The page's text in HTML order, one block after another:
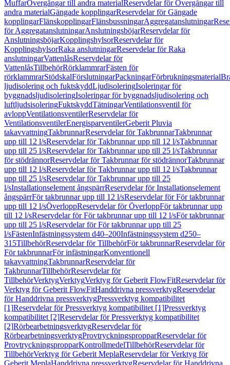
MuffarÖvergångar till andra materialReservdelar för Övergångar till
andra materialGängade kopplingarReservdelar för Gängade
kopplingarFlänskopplingarFlänsbussningarAggregatanslutningar
för AggregatanslutningarAnslutningsböjarReservdelar för
AnslutningsböjarKopplingshylsorReservdelar för
KopplingshylsorRaka anslutningarReservdelar för Raka
anslutningarVattenlåsReservdelar för
VattenlåsTillbehörRörklammrarFästen för
rörklammrarStödskalFörslutningarPackningarFörbrukningsmaterial
ljudisolering och fuktskyddLjudisoleringIsoleringar för
byggnadsljudisoleringIsoleringar för byggnadsljudisolering och
luftljudsisoleringFuktskyddTätningarVentilationsventil för
avloppVentilationsventilerReservdelar för
VentilationsventilerEnergisparventilerGeberit Pluvia
takavvattningTakbrunnarReservdelar för TakbrunnarTakbrunnar
upp till 12 l/sReservdelar för Takbrunnar upp till 12 l/sTakbrunnar
upp till 25 l/sReservdelar för Takbrunnar upp till 25 l/sTakbrunnar
för stödrännorReservdelar för Takbrunnar för stödrännorTakbrunnar
upp till 12 l/sReservdelar för Takbrunnar upp till 12 l/sTakbrunnar
upp till 25 l/sReservdelar för Takbrunnar upp till 25
l/sInstallationselement ångspärrReservdelar för Installationselement
ångspärrFör takbrunnar upp till 12 l/sReservdelar för För takbrunnar
upp till 12 l/sÖverloppReservdelar för ÖverloppFör takbrunnar upp
till 12 l/sReservdelar för För takbrunnar upp till 12 l/sFör takbrunnar
upp till 25 l/sReservdelar för För takbrunnar upp till 25
l/sFästenInfästningssystem d40–200Infästningssystem d250–
315TillbehörReservdelar för TillbehörFör takbrunnarReservdelar för
För takbrunnarFör infästningarKonventionell
takavvattningTakbrunnarReservdelar för
TakbrunnarTillbehörReservdelar för
TillbehörVerktygVerktygVerktyg för Geberit FlowFitReservdelar för
Verktyg för Geberit FlowFitHanddrivna pressverktygReservdelar
för Handdrivna pressverktygPressverktyg kompatibilitet
[1]Reservdelar för Pressverktyg kompatibilitet [1]Pressverktyg
kompatibilitet [2]Reservdelar för Pressverktyg kompatibilitet
[2]RörbearbetningsverktygReservdelar för
RörbearbetningsverktygProvtryckningspropparReservdelar för
ProvtryckningspropparKontrollmedelTillbehörReservdelar för
TillbehörVerktyg för Geberit MeplaReservdelar för Verktyg för
Geberit MeplaHanddrivna pressverktygReservdelar för Handdrivna